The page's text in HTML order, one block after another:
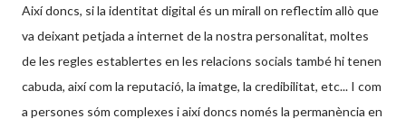
Així doncs, si la identitat digital és un mirall on reflectim allò que
va deixant petjada a internet de la nostra personalitat, moltes
de les regles establertes en les relacions socials també hi tenen
cabuda, així com la reputació, la imatge, la credibilitat, etc... I com
a persones sóm complexes i així doncs només la permanència en